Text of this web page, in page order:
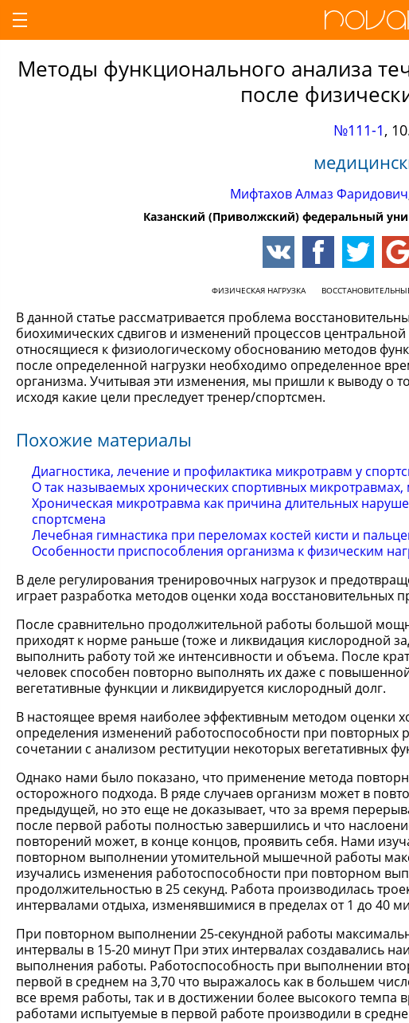
Методы функционального анализа
после
№111-1,
Мифтахов Алмаз Фаридович
Казанский (Приволжский) федеральный
ФИЗИЧЕСКАЯ НАГРУЗКА
В данной статье рассматривается проблема
биохимических сдвигов и изменений процессов
относящиеся к физиологическому обоснованию методов
после определенной нагрузки необходимо определенное
организма. Учитывая эти изменения, мы пришли к выводу о
исходя какие цели преследует тренер/спортсмен.
Похожие материалы
Диагностика, лечение и профилактика микротравм у
О так называемых хронических спортивных
Хроническая микротравма как причина длительных
спортсмена
Лечебная гимнастика при переломах костей кисти и
Особенности приспособления организма к физическим
В деле регулирования тренировочных нагрузок и
играет разработка методов оценки хода восстановительных
После сравнительно продолжительной работы большой
приходят к норме раньше (тоже и ликвидация кислородной
выполнить работу той же интенсивности и объема. После
человек способен повторно выполнять их даже с
вегетативные функции и ликвидируется кислородный долг.
В настоящее время наиболее эффективным методом оценки
определения изменений работоспособности при повторных
сочетании с анализом реституции некоторых вегетативных
Однако нами было показано, что применение метода
осторожного подхода. В ряде случаев организм может в
предыдущей, но это еще не доказывает, что за время
после первой работы полностью завершились и что
повторений может, в конце концов, проявить себя. Нами
повторном выполнении утомительной мышечной работы
изучались изменения работоспособности при повторном
продолжительностью в 25 секунд. Работа производилась
интервалами отдыха, изменявшимися в пределах от 1 до 40
При повторном выполнении 25-секундной работы
интервалы в 15-20 минут При этих интервалах создавались
выполнения работы. Работоспособность при выполнении
первой в среднем на 3,70 что выражалось как в большем
все время работы, так и в достижении более высокого
работами испытуемые в первой работе производили в